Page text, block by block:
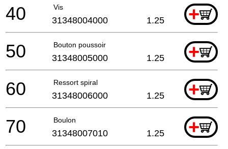
Vis +
40 31348004000 1.25
Bouton poussoir +
50 31348005000 1.25
Ressort spiral +
60 31348006000 1.25
Boulon +
70 31348007010 1.25